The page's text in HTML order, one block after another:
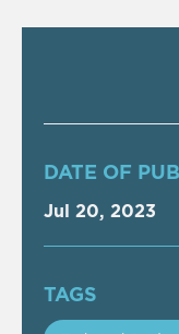
DATE OF
Jul 20, 2023
TAGS